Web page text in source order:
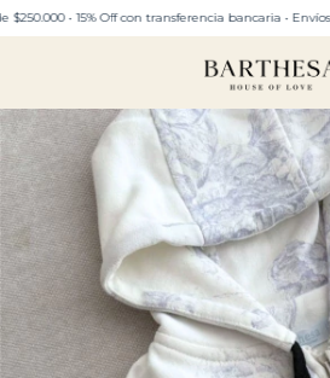
• 15% Off con transferencia bancaria • Envíos